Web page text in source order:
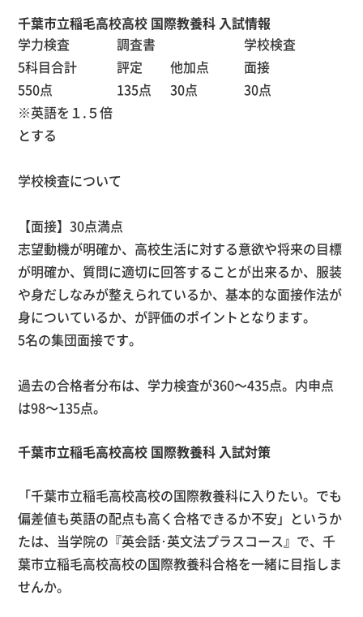
千葉市立稲毛高校高校 国際教養科 入試情報
学力検査
調査書
学校検査
5科目合計
評定 他加点
面接
550点
※英語を１.５倍
とする
135点 30点 30点
学校検査について
【面接】30点満点
志望動機が明確か、高校生活に対する意欲や将来の目標
が明確か、質問に適切に回答することが出来るか、服装
や身だしなみが整えられているか、基本的な面接作法が
身についているか、が評価のポイントとなります。
5名の集団面接です。
過去の合格者分布は、学力検査が360～435点。内申点
は98～135点。
千葉市立稲毛高校高校 国際教養科 入試対策
「千葉市立稲毛高校高校の国際教養科に入りたい。でも
偏差値も英語の配点も高く合格できるか不安」というか
たは、当学院の『英会話･英文法プラスコース』で、千
葉市立稲毛高校高校の国際教養科合格を一緒に目指しま
せんか。